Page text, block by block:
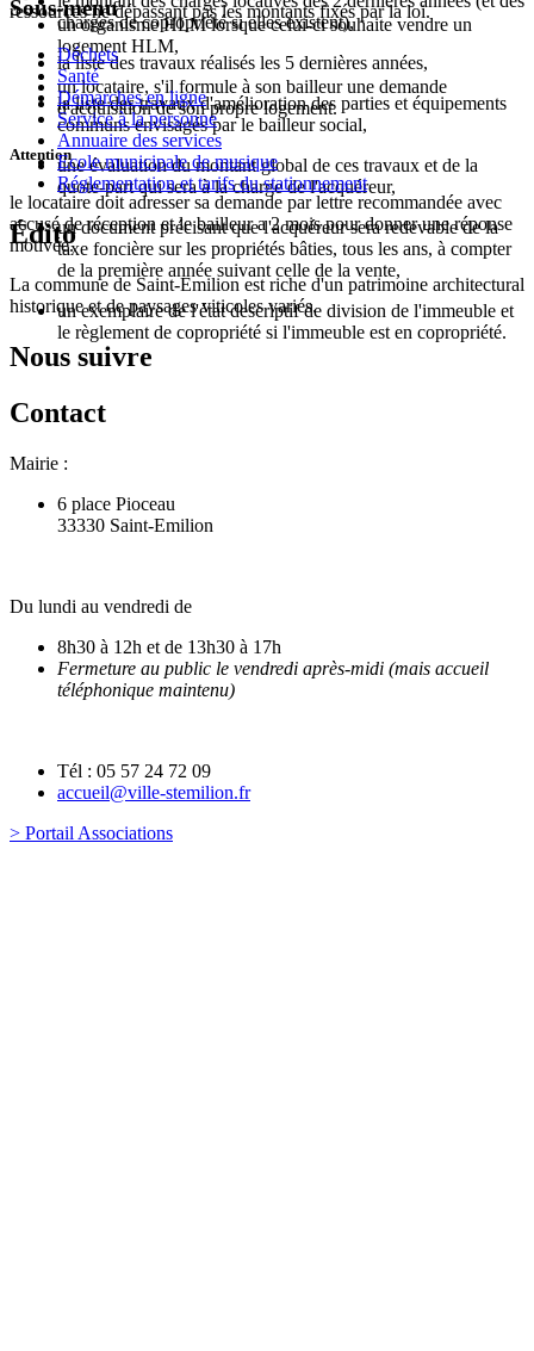
un organisme HLM lorsque celui-ci souhaite vendre un
logement HLM,
un locataire, s'il formule à son bailleur une demande
d'acquisition de son propre logement.
Attention
le locataire doit adresser sa demande par lettre recommandée avec
accusé de réception et le bailleur a 2 mois pour donner une réponse
motivée.
charges de copropriété si elles existent),
la liste des travaux réalisés les 5 dernières années,
la liste des travaux d'amélioration des parties et équipements
communs envisagés par le bailleur social,
une évaluation du montant global de ces travaux et de la
quote-part qui sera à la charge de l'acquéreur,
un document précisant que l'acquéreur sera redevable de la
taxe foncière sur les propriétés bâties, tous les ans, à compter
de la première année suivant celle de la vente,
un exemplaire de l'état descriptif de division de l'immeuble et
le règlement de copropriété si l'immeuble est en copropriété.
ressources ne dépassant pas les montants fixés par la loi.
Sous-menu
Déchets
Santé
Démarches en ligne
Service à la personne
Annuaire des services
Ecole municipale de musique
Réglementation et tarifs du stationnement
Édito
La commune de Saint-Emilion est riche d'un patrimoine architectural
historique et de paysages viticoles variés.
Nous suivre
Contact
Mairie :
6 place Pioceau
33330 Saint-Emilion
Du lundi au vendredi de
8h30 à 12h et de 13h30 à 17h
Fermeture au public le vendredi après-midi (mais accueil
téléphonique maintenu)
Tél : 05 57 24 72 09
accueil@ville-stemilion.fr
> Portail Associations